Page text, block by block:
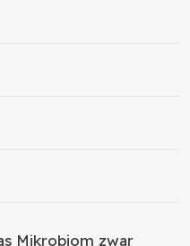
Mikrobiom zwar